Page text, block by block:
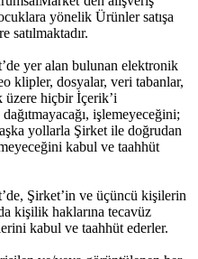
yönelik Ürünler satışa
satılmaktadır.
yer alan bulunan elektronik
klipler, dosyalar, veri tabanlar,
üzere hiçbir İçerik’i
işlemeyeceğini;
yollarla Şirket ile doğrudan
kabul ve taahhüt
Şirket’in ve üçüncü kişilerin
kişilik haklarına tecavüz
kabul ve taahhüt ederler.